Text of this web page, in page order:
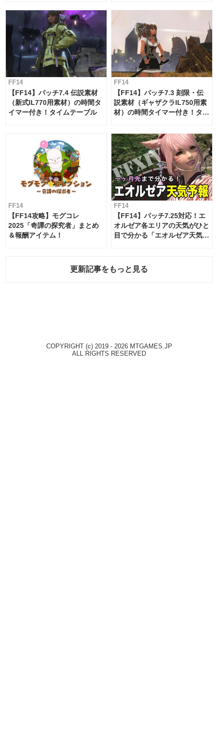
FF14
【FF14】パッチ7.4 伝説素材
（新式IL770用素材）の時間タ
イマー付き！タイムテーブル
FF14
【FF14】パッチ7.3 刻限・伝
説素材（ギャザクラIL750用素
材）の時間タイマー付き！タイ
FF14
【FF14攻略】モグコレ
2025「奇譚の探究者」まとめ
＆報酬アイテム！
FF14
【FF14】パッチ7.25対応！エ
オルゼア各エリアの天気がひと
目で分かる「エオルゼア天気予
更新記事をもっと見る
COPYRIGHT (c) 2019 - 2026 MTGAMES.JP
ALL RIGHTS RESERVED